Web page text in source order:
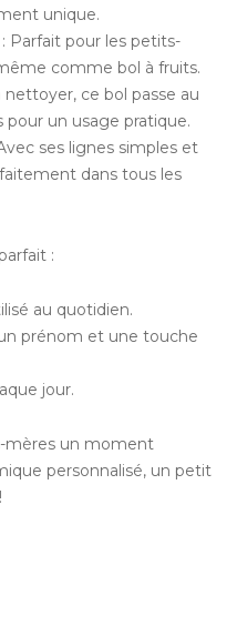
unique.
Parfait pour les petits-
comme bol à fruits.
nettoyer, ce bol passe au
pour un usage pratique.
ses lignes simples et
dans tous les
:
au quotidien.
prénom et une touche
jour.
mères un moment
personnalisé, un petit